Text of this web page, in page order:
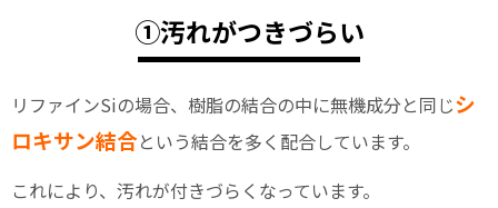
①汚れがつきづらい
リファインSiの場合、樹脂の結合の中に無機成分と同じシ
ロキサン結合という結合を多く配合しています。
これにより、汚れが付きづらくなっています。